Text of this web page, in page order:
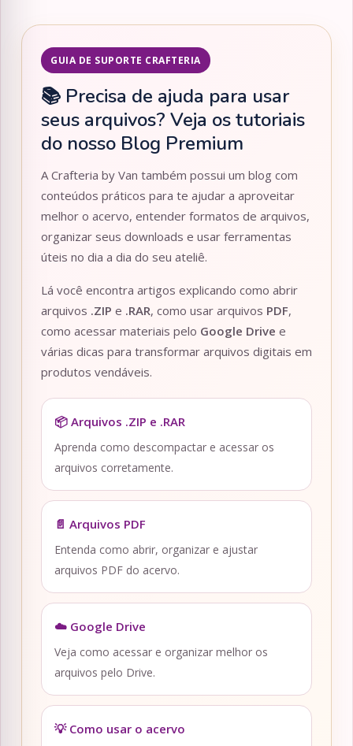
GUIA DE SUPORTE CRAFTERIA
📚 Precisa de ajuda para usar
seus arquivos? Veja os tutoriais
do nosso Blog Premium
A Crafteria by Van também possui um blog com
conteúdos práticos para te ajudar a aproveitar
melhor o acervo, entender formatos de arquivos,
organizar seus downloads e usar ferramentas
úteis no dia a dia do seu ateliê.
Lá você encontra artigos explicando como abrir
arquivos .ZIP e .RAR, como usar arquivos PDF,
como acessar materiais pelo Google Drive e
várias dicas para transformar arquivos digitais em
produtos vendáveis.
📦 Arquivos .ZIP e .RAR
Aprenda como descompactar e acessar os
arquivos corretamente.
📄 Arquivos PDF
Entenda como abrir, organizar e ajustar
arquivos PDF do acervo.
☁️ Google Drive
Veja como acessar e organizar melhor os
arquivos pelo Drive.
💡 Como usar o acervo